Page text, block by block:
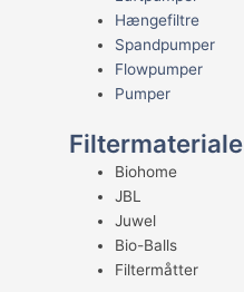
Hængefiltre
Spandpumper
Flowpumper
Pumper
Filtermateriale
Biohome
JBL
Juwel
Bio-Balls
Filtermåtter